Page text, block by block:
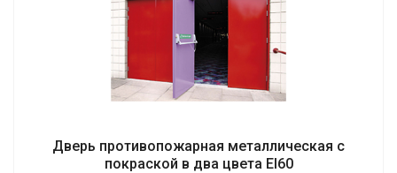
Дверь противопожарная металлическая с
покраской в два цвета EI60